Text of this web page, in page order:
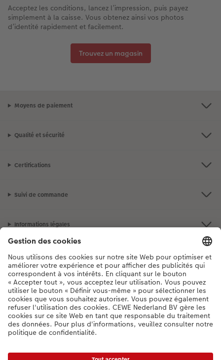
​Acceptez les conditions, lancez l’impression, puis payez
simplement à la caisse. Vous obtenez ainsi vos photos
d’identité rapidement et facilement.
Trouvez un magasin
Moyens de paiement
Qualité et sécurité
Certifications
Suivi de commande
Informations légales
Assortiment
**Besoin d'aide ou d'un conseil pour créer votre produit ?03 303 71 59
[Lu-Ve : 9:00 - 20:00h | Sa : 9.00 - 17:00h | Di : 12.00 - 16:00h]
FR|NL
* Les prix incluent la TVA, hors frais de livraison.